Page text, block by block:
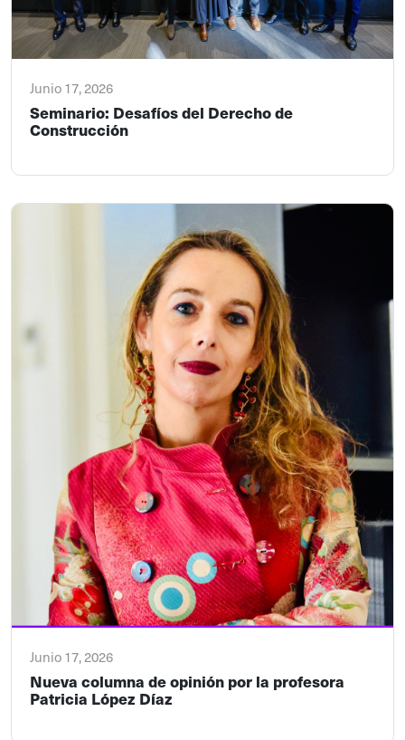
Junio 17, 2026
Seminario: Desafíos del Derecho de
Construcción
Junio 17, 2026
Nueva columna de opinión por la profesora
Patricia López Díaz